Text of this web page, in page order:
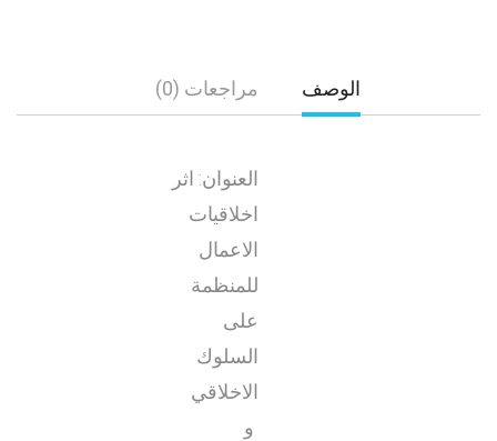
الوصف مراجعات (0)
العنوان: اثر
اخلاقيات
الاعمال
للمنظمة
على
السلوك
الاخلاقي
و